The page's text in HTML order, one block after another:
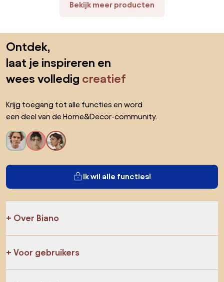
Bekijk meer producten
Ontdek,
laat je inspireren en
wees volledig creatief
Krijg toegang tot alle functies en word
een deel van de Home&Decor-community.
Ik wil alle functies!
Over Biano
Voor gebruikers